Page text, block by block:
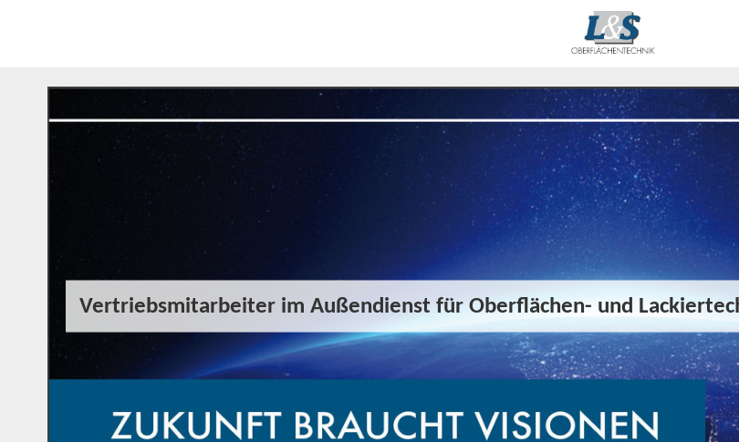
Vertriebsmitarbeiter im Außendienst für Oberflächen- und